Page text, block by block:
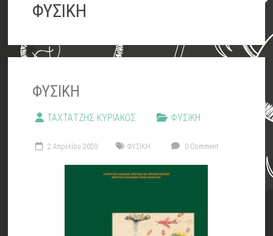
ΡΕΝΤΗ
ΤΑΞΗ
ΦΥΣΙΚΗ
ΦΥΣΙΚΗ
ΤΑΧΤΑΤΖΗΣ ΚΥΡΙΑΚΟΣ ΦΥΣΙΚΗ
2 Απριλίου 2020 ΦΥΣΙΚΗ 0 Comment